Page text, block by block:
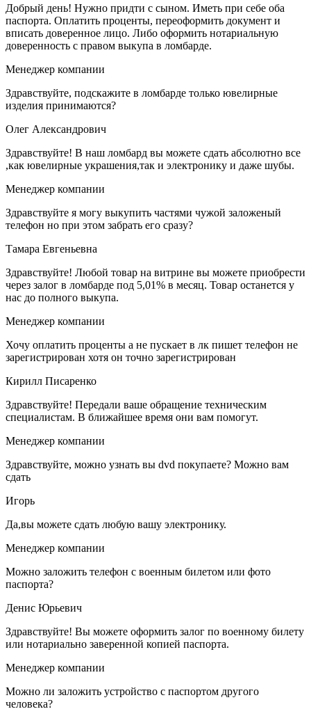
Добрый день! Нужно придти с сыном. Иметь при себе оба
паспорта. Оплатить проценты, переоформить документ и
вписать доверенное лицо. Либо оформить нотариальную
доверенность с правом выкупа в ломбарде.
Менеджер компании
Здравствуйте, подскажите в ломбарде только ювелирные
изделия принимаются?
Олег Александрович
Здравствуйте! В наш ломбард вы можете сдать абсолютно все
,как ювелирные украшения,так и электронику и даже шубы.
Менеджер компании
Здравствуйте я могу выкупить частями чужой заложеный
телефон но при этом забрать его сразу?
Тамара Евгеньевна
Здравствуйте! Любой товар на витрине вы можете приобрести
через залог в ломбарде под 5,01% в месяц. Товар останется у
нас до полного выкупа.
Менеджер компании
Хочу оплатить проценты а не пускает в лк пишет телефон не
зарегистрирован хотя он точно зарегистрирован
Кирилл Писаренко
Здравствуйте! Передали ваше обращение техническим
специалистам. В ближайшее время они вам помогут.
Менеджер компании
Здравствуйте, можно узнать вы dvd покупаете? Можно вам
сдать
Игорь
Да,вы можете сдать любую вашу электронику.
Менеджер компании
Можно заложить телефон с военным билетом или фото
паспорта?
Денис Юрьевич
Здравствуйте! Вы можете оформить залог по военному билету
или нотариально заверенной копией паспорта.
Менеджер компании
Можно ли заложить устройство с паспортом другого
человека?